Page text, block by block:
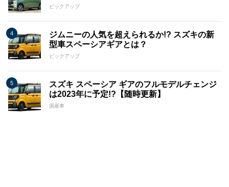
ピックアップ
ジムニーの人気を超えられるか!? スズキの新
型車スペーシアギアとは？
ピックアップ
スズキ スペーシア ギアのフルモデルチェンジ
は2023年に予定!?【随時更新】
国産車